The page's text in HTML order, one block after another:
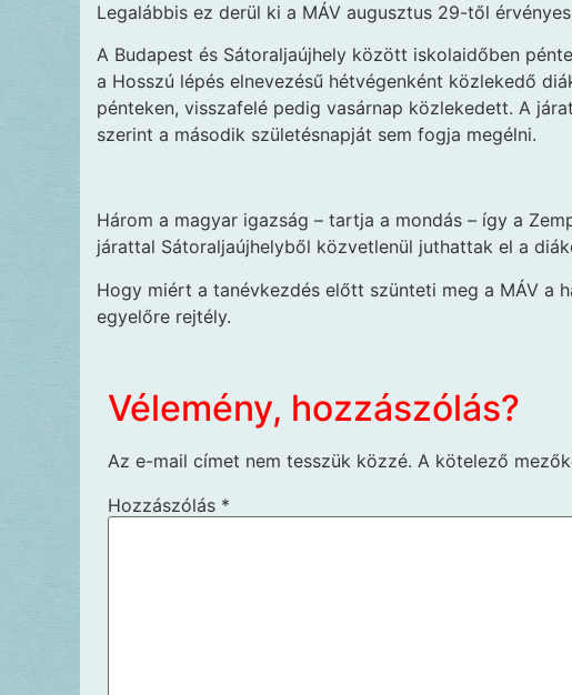
Legalábbis ez derül ki a MÁV augusztus 29-től
A Budapest és Sátoraljaújhely között iskolaidőben
a Hosszú lépés elnevezésű hétvégenként közlekedő
pénteken, visszafelé pedig vasárnap közlekedett. A
szerint a második születésnapját sem fogja megélni.
Három a magyar igazság – tartja a mondás – így a
járattal Sátoraljaújhelyből közvetlenül juthattak el a
Hogy miért a tanévkezdés előtt szünteti meg a MÁV a
egyelőre rejtély.
Vélemény, hozzászólás?
Az e-mail címet nem tesszük közzé. A kötelező
Hozzászólás *